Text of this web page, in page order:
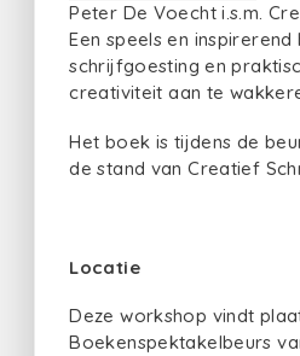
Peter De Voecht i.s.m.
Een speels en
schrijfgoesting en
creativiteit aan te
Het boek is tijdens de
de stand van Creatief
Locatie
Deze workshop vindt
Boekenspektakelbeurs